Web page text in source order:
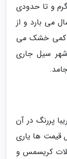
و تا حدودی
می بارد و از
کمی خشک می
سیل جاری
پررنگ در آن
قیمت ها یاری
کریسمس و